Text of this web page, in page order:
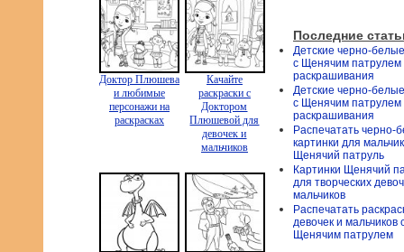
Доктор Плюшева
и любимые
персонажи на
раскрасках
Качайте
раскраски с
Доктором
Плюшевой для
девочек и
мальчиков
Последние
Детские черно-
с Щенячим патрулем
раскрашивания
Детские черно-
с Щенячим патрулем
раскрашивания
Распечатать черно-
картинки для
Щенячий патруль
Картинки Щенячий
для творческих
мальчиков
Распечатать
девочек и мальчиков
Щенячим патрулем